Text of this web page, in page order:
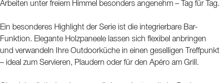
Arbeiten unter freiem Himmel besonders angenehm – Tag für Tag.
Ein besonderes Highlight der Serie ist die integrierbare Bar-
Funktion. Elegante Holzpaneele lassen sich flexibel anbringen
und verwandeln Ihre Outdoorküche in einen geselligen Treffpunkt
– ideal zum Servieren, Plaudern oder für den Apéro am Grill.